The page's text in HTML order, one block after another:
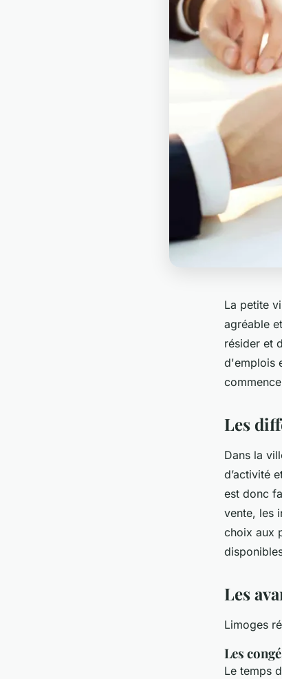
La petite
agréable
résider et
d'emplois
Les
Dans la
d’activité
est donc
vente, les
choix aux
Les
Limoges
Les
Le temps